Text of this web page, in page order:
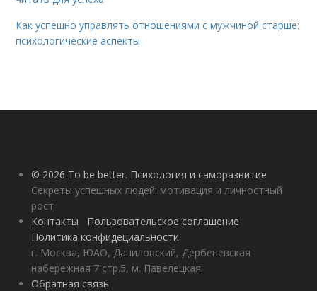
Как успешно управлять отношениями с мужчиной старше:
психологические аспекты
© 2026 To be better. Психология и саморазвитие
Секреты успешных людей: мотивация и личностный
рост
Контакты
Пользовательское соглашение
Политика конфидециальности
г. Москва, ЮАО, Даниловский, Дербеневская
набережная 7 стр.5, м. Павелецкая
Обратная связь